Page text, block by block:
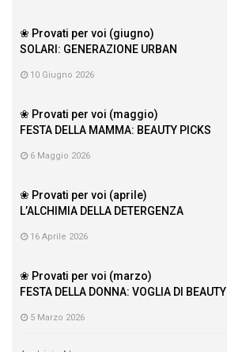
❀ Provati per voi (giugno)
SOLARI: GENERAZIONE URBAN
10 Giugno 2026
❀ Provati per voi (maggio)
FESTA DELLA MAMMA: BEAUTY PICKS
6 Maggio 2026
❀ Provati per voi (aprile)
L’ALCHIMIA DELLA DETERGENZA
16 Aprile 2026
❀ Provati per voi (marzo)
FESTA DELLA DONNA: VOGLIA DI BEAUTY
5 Marzo 2026